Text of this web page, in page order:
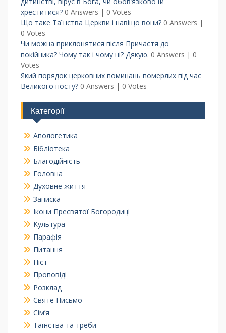
хреститися? 0 Answers | 0 Votes
Що таке Таїнства Церкви і навіщо вони? 0 Answers |
0 Votes
Чи можна приклонятися після Причастя до
покійника? Чому так і чому ні? Дякую. 0 Answers | 0
Votes
Який порядок церковних поминань померлих під час
Великого посту? 0 Answers | 0 Votes
Категорії
Апологетика
Бібліотека
Благодійність
Головна
Духовне життя
Записка
Ікони Пресвятої Богородиці
Культура
Парафія
Питання
Піст
Проповіді
Розклад
Святе Письмо
Сім’я
Таїнства та треби